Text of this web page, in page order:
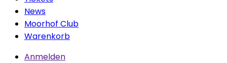
News
Moorhof Club
Warenkorb
Anmelden